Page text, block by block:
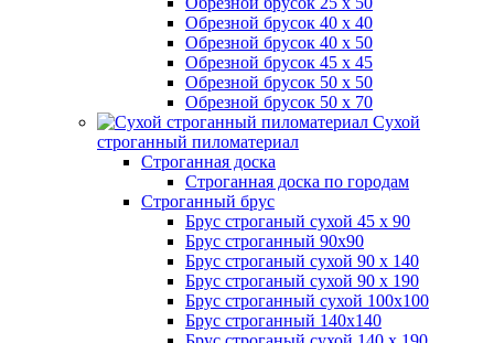
Обрезной брусок 40 х 40
Обрезной брусок 40 х 50
Обрезной брусок 45 х 45
Обрезной брусок 50 х 50
Обрезной брусок 50 х 70
Сухой
строганный пиломатериал
Строганная доска
Строганная доска по городам
Строганный брус
Брус строганый сухой 45 х 90
Брус строганный 90х90
Брус строганый сухой 90 х 140
Брус строганый сухой 90 х 190
Брус строганный сухой 100х100
Брус строганный 140х140